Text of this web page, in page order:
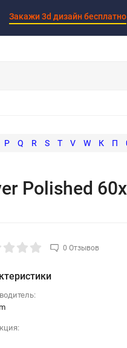
Закажи 3d дизайн бесплатно
P Q R S T V W К П
Polished
0 Отзывов